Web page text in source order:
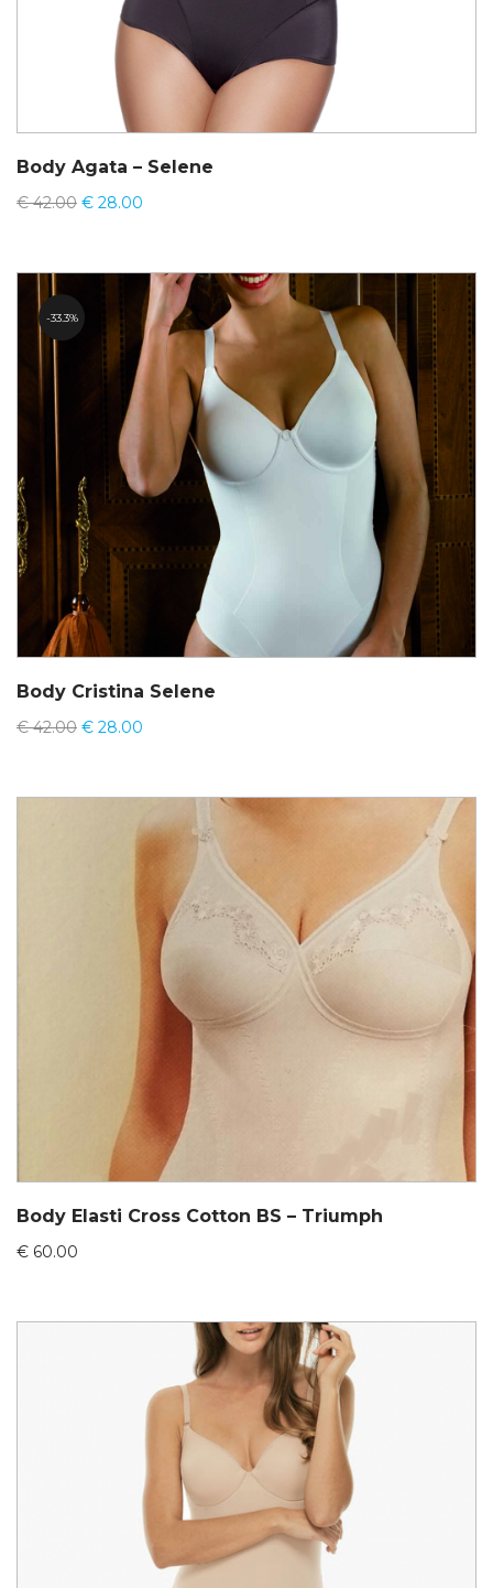
Body Agata – Selene
€42.00 € 28.00
33.3%
Body Cristina Selene
€42.00 € 28.00
Body Elasti Cross Cotton BS – Triumph
€ 60.00